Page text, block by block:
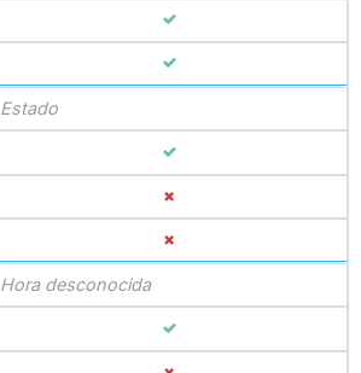
Estado
Hora desconocida